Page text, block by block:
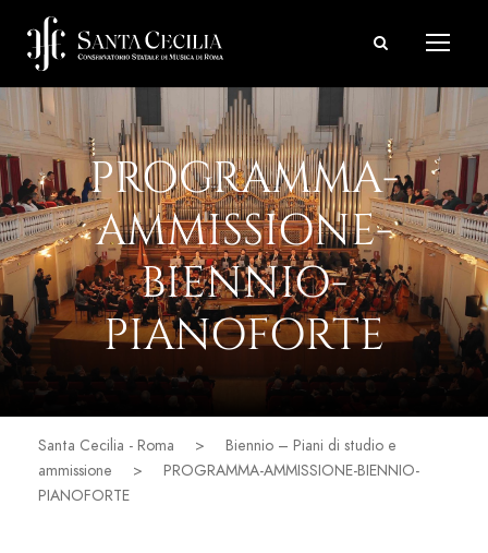
PROGRAMMA-
AMMISSIONE-
BIENNIO-
PIANOFORTE
Santa Cecilia - Roma >
Biennio – Piani di studio e
ammissione
>
PROGRAMMA-AMMISSIONE-BIENNIO-
PIANOFORTE